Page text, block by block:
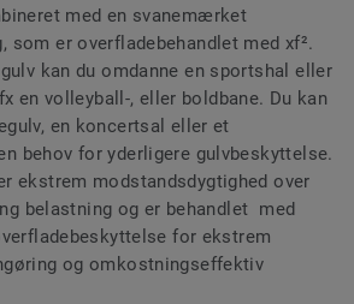
med en svanemærket
som er overfladebehandlet med xf².
kan du omdanne en sportshal eller
en volleyball-, eller boldbane. Du kan
en koncertsal eller et
behov for yderligere gulvbeskyttelse.
ekstrem modstandsdygtighed over
belastning og er behandlet med
for ekstrem
og omkostningseffektiv